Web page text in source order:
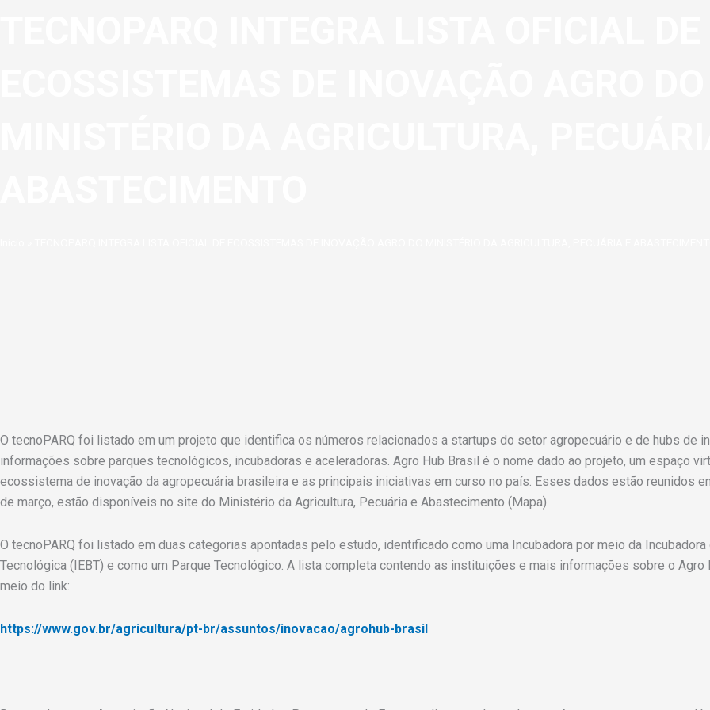
O tecnoPARQ foi listado em um projeto que identifica os números relacionados a startups do setor agropecuário e de hubs de
informações sobre parques tecnológicos, incubadoras e aceleradoras. Agro Hub Brasil é o nome dado ao projeto, um espaço
ecossistema de inovação da agropecuária brasileira e as principais iniciativas em curso no país. Esses dados estão reunidos
de março, estão disponíveis no site do Ministério da Agricultura, Pecuária e Abastecimento (Mapa).
O tecnoPARQ foi listado em duas categorias apontadas pelo estudo, identificado como uma Incubadora por meio da
Tecnológica (IEBT) e como um Parque Tecnológico. A lista completa contendo as instituições e mais informações sobre o
meio do link:
https://www.gov.br/agricultura/pt-br/assuntos/inovacao/agrohub-brasil